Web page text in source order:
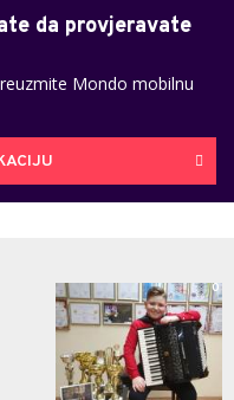
da provjeravate
Mondo mobilnu
0